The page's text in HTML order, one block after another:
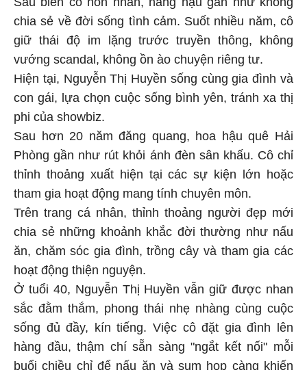
Sau biến cố hôn nhân, nàng hậu gần như không
chia sẻ về đời sống tình cảm. Suốt nhiều năm, cô
giữ thái độ im lặng trước truyền thông, không
vướng scandal, không ồn ào chuyện riêng tư.
Hiện tại, Nguyễn Thị Huyền sống cùng gia đình và
con gái, lựa chọn cuộc sống bình yên, tránh xa thị
phi của showbiz.
Sau hơn 20 năm đăng quang, hoa hậu quê Hải
Phòng gần như rút khỏi ánh đèn sân khấu. Cô chỉ
thỉnh thoảng xuất hiện tại các sự kiện lớn hoặc
tham gia hoạt động mang tính chuyên môn.
Trên trang cá nhân, thỉnh thoảng người đẹp mới
chia sẻ những khoảnh khắc đời thường như nấu
ăn, chăm sóc gia đình, trồng cây và tham gia các
hoạt động thiện nguyện.
Ở tuổi 40, Nguyễn Thị Huyền vẫn giữ được nhan
sắc đằm thắm, phong thái nhẹ nhàng cùng cuộc
sống đủ đầy, kín tiếng. Việc cô đặt gia đình lên
hàng đầu, thậm chí sẵn sàng "ngắt kết nối" mỗi